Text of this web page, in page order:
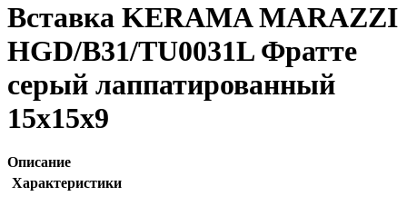
Вставка KERAMA MARAZZI
HGD/B31/TU0031L Фратте
серый лаппатированный
15х15х9
Описание
Характеристики